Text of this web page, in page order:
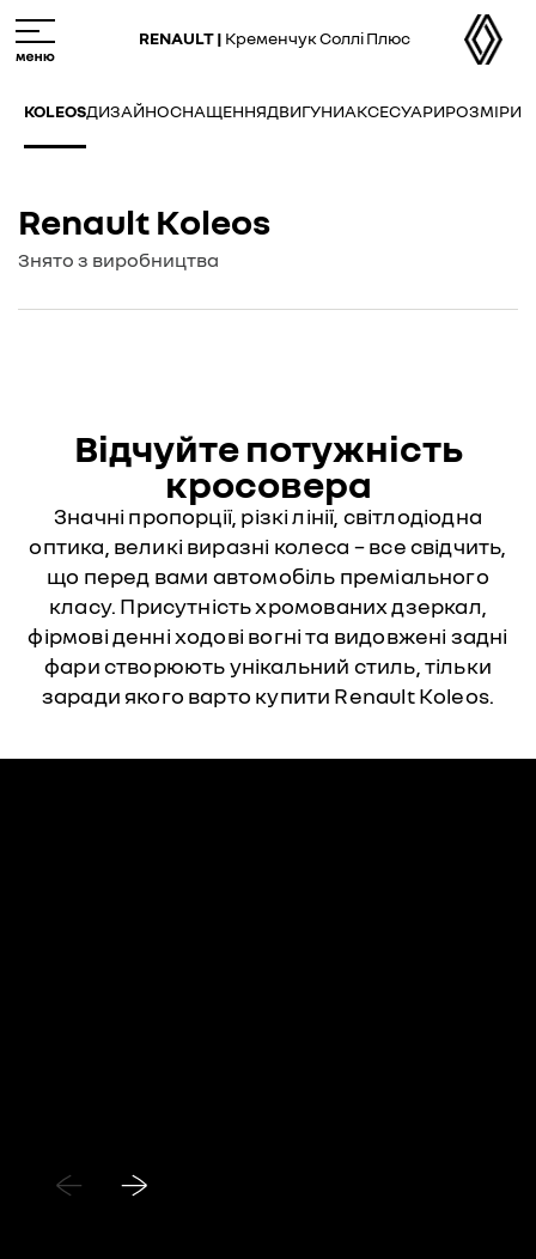
to
main
RENAULT | Кременчук Соллі Плюс
KOLEOSДИЗАЙНОСНАЩЕННЯДВИГУНИАКСЕСУАРИРОЗМІРИ
Renault Koleos
Знято з виробництва
Відчуйте потужність
кросовера
Значні пропорції, різкі лінії, світлодіодна
оптика, великі виразні колеса – все свідчить,
що перед вами автомобіль преміального
класу. Присутність хромованих дзеркал,
фірмові денні ходові вогні та видовжені задні
фари створюють унікальний стиль, тільки
заради якого варто купити Renault Koleos.